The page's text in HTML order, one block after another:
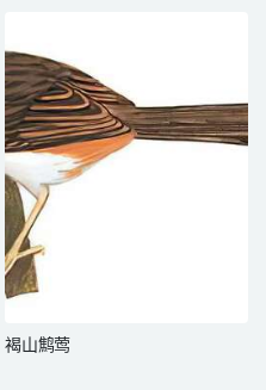
褐山鹪莺